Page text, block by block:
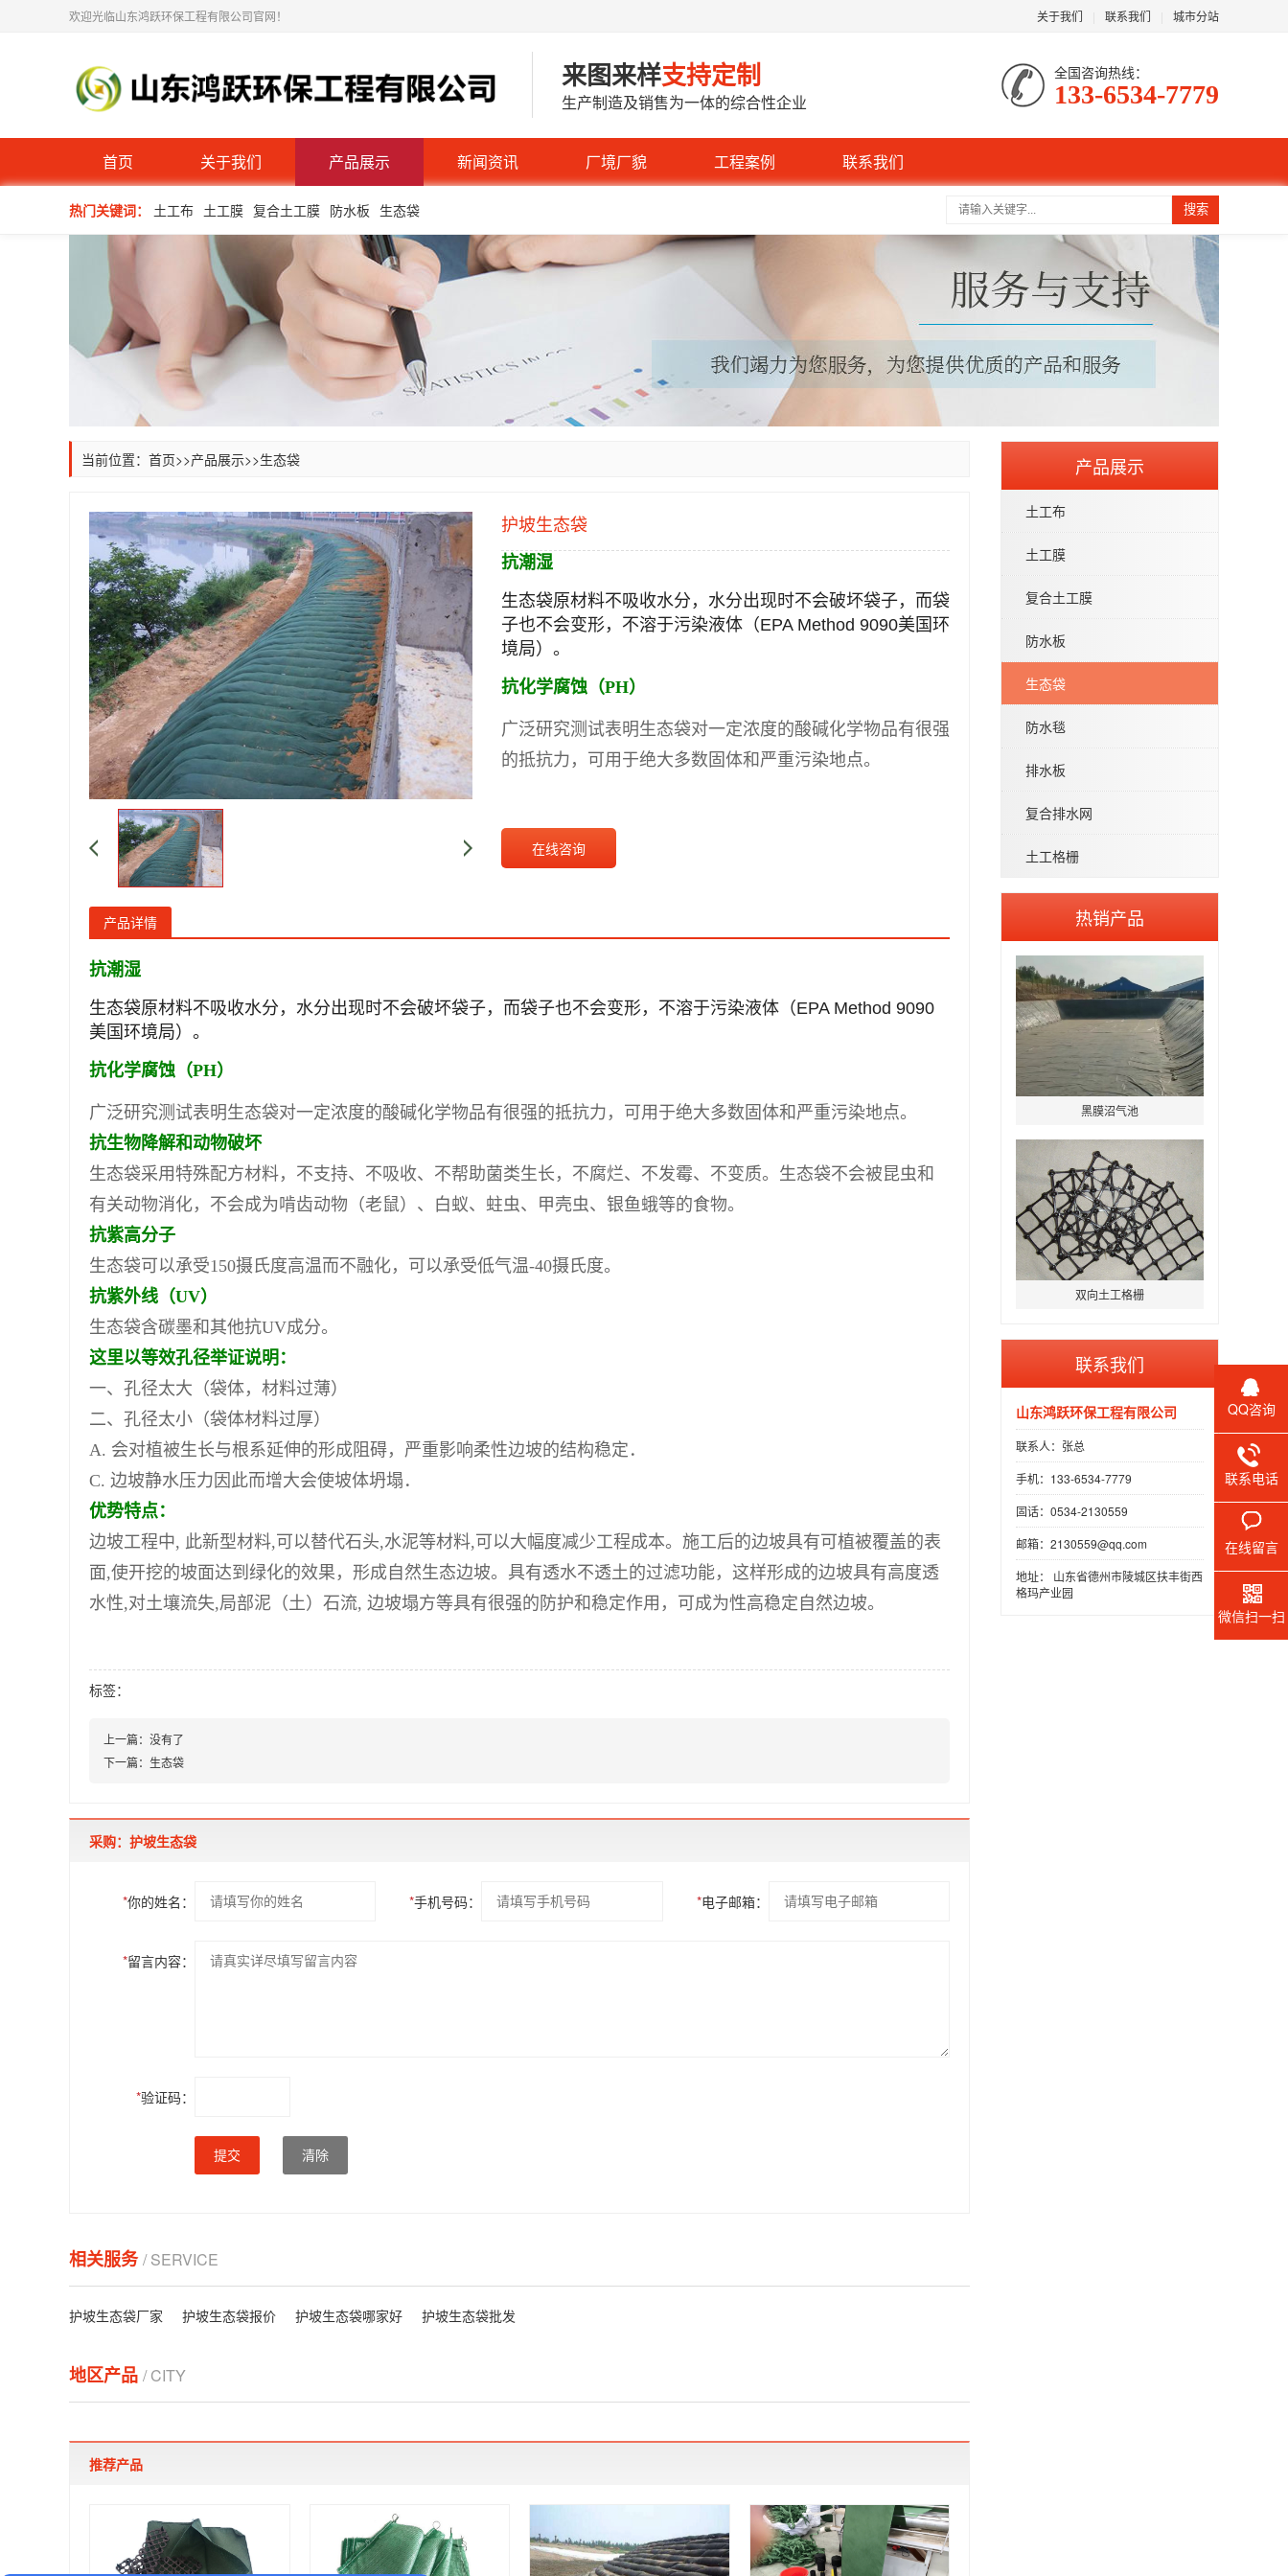
关于我们 联系我们 城市分站
欢迎光临山东鸿跃环保工程有限公司官网！
来图来样支持定制
生产制造及销售为一体的综合性企业
全国咨询热线：
133-6534-7779
首页 关于我们 产品展示 新闻资讯 厂境厂貌 工程案例 联系我们
热门关键词： 土工布 土工膜 复合土工膜 防水板 生态袋 搜索
产品展示
土工布
土工膜
复合土工膜
防水板
生态袋
防水毯
排水板
复合排水网
土工格栅
热销产品
黑膜沼气池
双向土工格栅
联系我们
山东鸿跃环保工程有限公司
联系人：张总
手机：133-6534-7779
固话：0534-2130559
邮箱：2130559@qq.com
地址： 山东省德州市陵城区扶丰街西
格玛产业园
当前位置： 首页>>产品展示>>生态袋
护坡生态袋
抗潮湿
生态袋原材料不吸收水分，水分出现时不会破坏袋子，而袋
子也不会变形，不溶于污染液体（EPA Method 9090美国环
境局）。
抗化学腐蚀（PH）
广泛研究测试表明生态袋对一定浓度的酸碱化学物品有很强
的抵抗力，可用于绝大多数固体和严重污染地点。
在线咨询
产品详情
抗潮湿
生态袋原材料不吸收水分，水分出现时不会破坏袋子，而袋子也不会变形，不溶于污染液体（EPA Method 9090
美国环境局）。
抗化学腐蚀（PH）
广泛研究测试表明生态袋对一定浓度的酸碱化学物品有很强的抵抗力，可用于绝大多数固体和严重污染地点。
抗生物降解和动物破坏
生态袋采用特殊配方材料，不支持、不吸收、不帮助菌类生长，不腐烂、不发霉、不变质。生态袋不会被昆虫和
有关动物消化，不会成为啃齿动物（老鼠）、白蚁、蛀虫、甲壳虫、银鱼蛾等的食物。
抗紫高分子
生态袋可以承受150摄氏度高温而不融化，可以承受低气温-40摄氏度。
抗紫外线（UV）
生态袋含碳墨和其他抗UV成分。
这里以等效孔径举证说明：
一、孔径太大（袋体，材料过薄）
二、孔径太小（袋体材料过厚）
A. 会对植被生长与根系延伸的形成阻碍，严重影响柔性边坡的结构稳定．
C. 边坡静水压力因此而增大会使坡体坍塌．
优势特点：
边坡工程中, 此新型材料,可以替代石头,水泥等材料,可以大幅度减少工程成本。施工后的边坡具有可植被覆盖的表
面,使开挖的坡面达到绿化的效果，形成自然生态边坡。具有透水不透土的过滤功能，这样形成的边坡具有高度透
水性,对土壤流失,局部泥（土）石流, 边坡塌方等具有很强的防护和稳定作用，可成为性高稳定自然边坡。
标签：
上一篇： 没有了
下一篇： 生态袋
采购：护坡生态袋
*你的姓名： *手机号码： *电子邮箱：
*留言内容：
*验证码：
提交 清除
相关服务/ SERVICE
护坡生态袋厂家 护坡生态袋报价 护坡生态袋哪家好 护坡生态袋批发
地区产品 / CITY
推荐产品
QQ咨询
联系电话
在线留言
微信扫一扫